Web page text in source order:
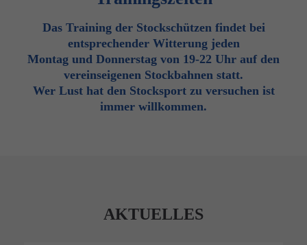
Das Training der Stockschützen findet bei
entsprechender Witterung jeden
Montag und Donnerstag von 19-22 Uhr auf den
vereinseigenen Stockbahnen statt.
Wer Lust hat den Stocksport zu versuchen ist
immer willkommen.
AKTUELLES